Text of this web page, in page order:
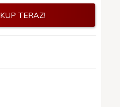
KUP TERAZ!